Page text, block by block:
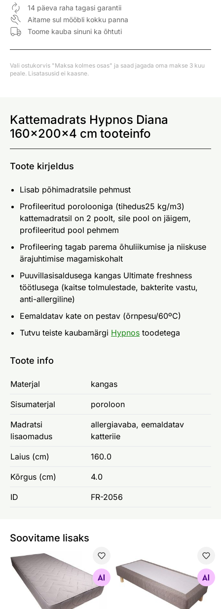
14 päeva raha tagasi garantii
Aitame sul mööbli kokku panna
Toome kauba sinuni ka õhtuti
Vali ostukorvis "Maksa kolmes osas" ja saad jagada oma makse 3 kuu
peale. Lisatasusid ei kaasne.
Kattemadrats Hypnos Diana
160x200x4 cm tooteinfo
Toote kirjeldus
Lisab põhimadratsile pehmust
Profileeritud porolooniga (tihedus25 kg/m3)
kattemadratsil on 2 poolt, sile pool on jäigem,
profileeritud pool pehmem
Profileering tagab parema õhuliikumise ja niiskuse
ärajuhtimise magamiskohalt
Puuvillasisaldusega kangas Ultimate freshness
töötlusega (kaitse tolmulestade, bakterite vastu,
anti-allergiline)
Eemaldatav kate on pestav (õrnpesu/60ºC)
Tutvu teiste kaubamärgi Hypnos toodetega
Toote info
Materjal kangas
Sisumaterjal poroloon
Madratsi
lisaomadus
allergiavaba, eemaldatav
katteriie
Laius (cm) 160.0
Kõrgus (cm) 4.0
ID FR-2056
Soovitame lisaks
Vedrumadrats Hypnos Apollo (bonnell, puuvill, vill)
Otsi sarnaseid
Kušett Hypnos Diana
Otsi sarnaseid